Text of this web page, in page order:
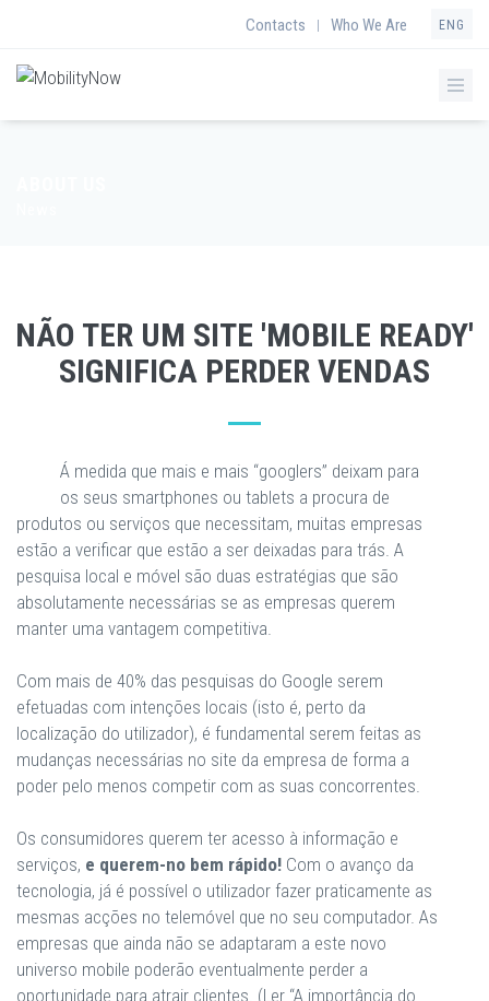
Contacts | Who We Are ENG
NÃO TER UM SITE 'MOBILE READY'
SIGNIFICA PERDER VENDAS
Á medida que mais e mais “googlers” deixam para
os seus smartphones ou tablets a procura de
produtos ou serviços que necessitam, muitas empresas
estão a verificar que estão a ser deixadas para trás. A
pesquisa local e móvel são duas estratégias que são
absolutamente necessárias se as empresas querem
manter uma vantagem competitiva.
Com mais de 40% das pesquisas do Google serem
efetuadas com intenções locais (isto é, perto da
localização do utilizador), é fundamental serem feitas as
mudanças necessárias no site da empresa de forma a
poder pelo menos competir com as suas concorrentes.
Os consumidores querem ter acesso à informação e
serviços, e querem-no bem rápido! Com o avanço da
tecnologia, já é possível o utilizador fazer praticamente as
mesmas acções no telemóvel que no seu computador. As
empresas que ainda não se adaptaram a este novo
universo mobile poderão eventualmente perder a
oportunidade para atrair clientes. (Ler “A importância do